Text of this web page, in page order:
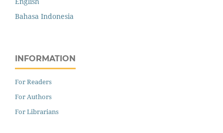
Bahasa Indonesia
INFORMATION
For Readers
For Authors
For Librarians